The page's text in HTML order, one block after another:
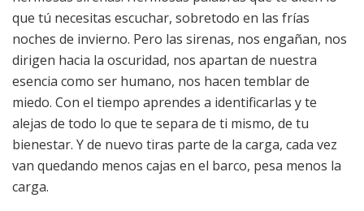
que tú necesitas escuchar, sobretodo en las frías
noches de invierno. Pero las sirenas, nos engañan, nos
dirigen hacia la oscuridad, nos apartan de nuestra
esencia como ser humano, nos hacen temblar de
miedo. Con el tiempo aprendes a identificarlas y te
alejas de todo lo que te separa de ti mismo, de tu
bienestar. Y de nuevo tiras parte de la carga, cada vez
van quedando menos cajas en el barco, pesa menos la
carga.